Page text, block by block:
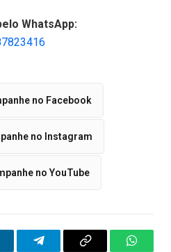
WhatsApp:
no Facebook
no Instagram
no YouTube